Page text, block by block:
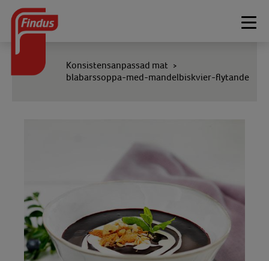
Konsistensanpassad mat >
blabarssoppa-med-mandelbiskvier-flytande